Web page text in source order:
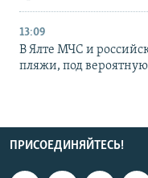
13:09
В Ялте МЧС и
пляжи, под
ПРИСОЕДИНЯЙТЕСЬ!